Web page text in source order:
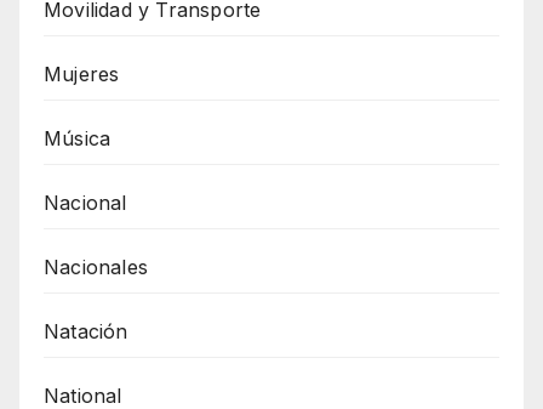
Movilidad y Transporte
Mujeres
Música
Nacional
Nacionales
Natación
National